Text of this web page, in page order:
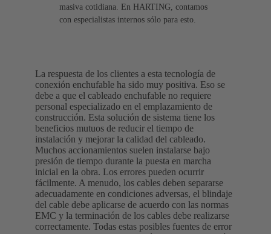
masiva cotidiana. En HARTING, contamos
con especialistas internos sólo para esto.
La respuesta de los clientes a esta tecnología de
conexión enchufable ha sido muy positiva. Eso se
debe a que el cableado enchufable no requiere
personal especializado en el emplazamiento de
construcción. Esta solución de sistema tiene los
beneficios mutuos de reducir el tiempo de
instalación y mejorar la calidad del cableado.
Muchos accionamientos suelen instalarse bajo
presión de tiempo durante la puesta en marcha
inicial en la obra. Los errores pueden ocurrir
fácilmente. A menudo, los cables deben separarse
adecuadamente en condiciones adversas, el blindaje
del cable debe aplicarse de acuerdo con las normas
EMC y la terminación de los cables debe realizarse
correctamente. Todas estas posibles fuentes de error